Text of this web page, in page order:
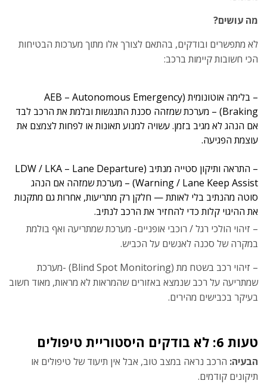
מה עושים?
לא מתפשרים ובודקים, בהתאם לצורך אלו מתוך מערכות הבטיחות
הכי חשובות קיימות ברכב:
– בלימה אוטונומית (AEB – Autonomous Emergency
Braking) – מערכת שמזהה סכנת התנגשות ובלמת את הרכב לבד
אם הנהג לא מגיב בזמן. עשויה למנוע תאונות או לפחות לצמצם את
עוצמת הפגיעה.
– התראה ותיקון סטייה מנתיב (LDW / LKA – Lane Departure
Warning / Lane Keep Assist) – מערכת שמזהה אם הנהג
סוטה מהנתיב בלי לאותת — חלקן רק מתריעות, אחרות גם מתקנות
את ההיגוי קלות כדי להחזיר את הרכב לנתיב.
– זיהוי הולכי רגל / רוכבי אופניים- מערכת שמתריעה ואף בולמת
במקרה של סכנה לאנשים על הכביש.
– זיהוי רכב בשטח מת (Blind Spot Monitoring) -מערכת
שמתריעה על רכב שנמצא באזורים שהמראות לא מראות, מאוד חשוב
בעיקר בכבישים מהירים.
טעות 6: לא בודקים היסטוריית טיפולים
הבעיה: הרכב נראה במצב טוב, אבל אין תיעוד של טיפולים או
תיקונים קודמים.